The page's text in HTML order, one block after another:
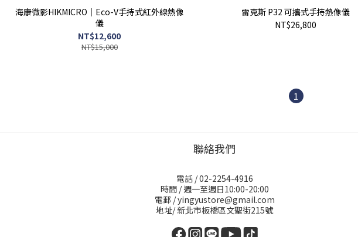
海康微影HIKMICRO｜Eco-V手持式紅外線熱像
儀
NT$12,600
NT$15,000
雷克斯 P32 可攜式手持熱像儀
NT$26,800
1
聯絡我們
電話 / 02-2254-4916
時間 / 週一至週日10:00-20:00
電郵 / yingyustore@gmail.com
地址/ 新北市板橋區文聖街215號